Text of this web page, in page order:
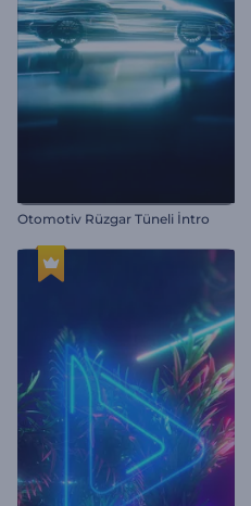
Otomotiv Rüzgar Tüneli İntro